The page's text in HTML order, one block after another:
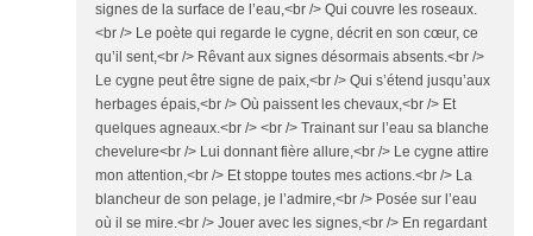
signes de la surface de l’eau,<br /> Qui couvre les roseaux.
<br /> Le poète qui regarde le cygne, décrit en son cœur, ce
qu’il sent,<br /> Rêvant aux signes désormais absents.<br />
Le cygne peut être signe de paix,<br /> Qui s’étend jusqu’aux
herbages épais,<br /> Où paissent les chevaux,<br /> Et
quelques agneaux.<br /> <br /> Trainant sur l’eau sa blanche
chevelure<br /> Lui donnant fière allure,<br /> Le cygne attire
mon attention,<br /> Et stoppe toutes mes actions.<br /> La
blancheur de son pelage, je l’admire,<br /> Posée sur l’eau
où il se mire.<br /> Jouer avec les signes,<br /> En regardant